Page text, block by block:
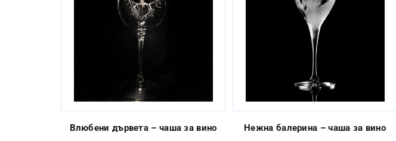
Влюбени дървета – чаша за вино Нежна балерина – чаша за вино